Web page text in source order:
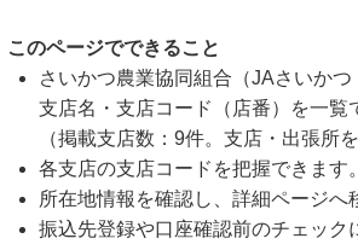
このページでできること
さいかつ農業協同組合（JAさいか
支店名・支店コード（店番）を一覧
（掲載支店数：9件。支店・出張所を
各支店の支店コードを把握できます。
所在地情報を確認し、詳細ページへ
振込先登録や口座確認前のチェック